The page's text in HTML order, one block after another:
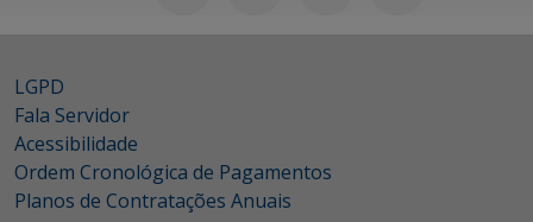
LGPD
Fala Servidor
Acessibilidade
Ordem Cronológica de Pagamentos
Planos de Contratações Anuais